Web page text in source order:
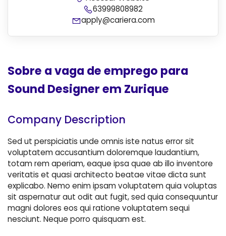
63999808982
apply@cariera.com
Sobre a vaga de emprego para
Sound Designer em Zurique
Company Description
Sed ut perspiciatis unde omnis iste natus error sit
voluptatem accusantium doloremque laudantium,
totam rem aperiam, eaque ipsa quae ab illo inventore
veritatis et quasi architecto beatae vitae dicta sunt
explicabo. Nemo enim ipsam voluptatem quia voluptas
sit aspernatur aut odit aut fugit, sed quia consequuntur
magni dolores eos qui ratione voluptatem sequi
nesciunt. Neque porro quisquam est.